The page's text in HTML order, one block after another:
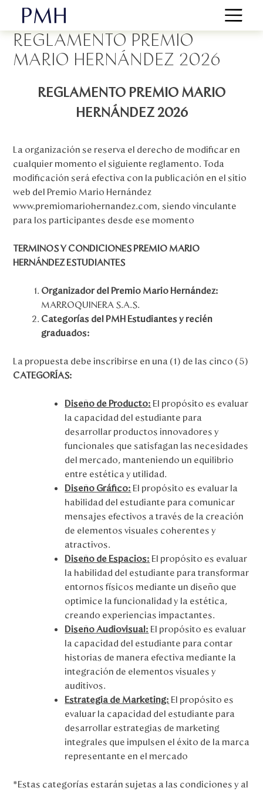
content
REGLAMENTO PREMIO
MARIO HERNÁNDEZ 2026
REGLAMENTO PREMIO MARIO
HERNÁNDEZ 2026
La organización se reserva el derecho de modificar en
cualquier momento el siguiente reglamento. Toda
modificación será efectiva con la publicación en el sitio
web del Premio Mario Hernández
www.premiomariohernandez.com, siendo vinculante
para los participantes desde ese momento
TERMINOS Y CONDICIONES PREMIO MARIO
HERNÁNDEZ ESTUDIANTES
Organizador del Premio Mario Hernández:
MARROQUINERA S.A.S.
Categorías del PMH Estudiantes y recién
graduados:
La propuesta debe inscribirse en una (1) de las cinco (5)
CATEGORÍAS:
Diseño de Producto: El propósito es evaluar
la capacidad del estudiante para
desarrollar productos innovadores y
funcionales que satisfagan las necesidades
del mercado, manteniendo un equilibrio
entre estética y utilidad.
Diseño Gráfico: El propósito es evaluar la
habilidad del estudiante para comunicar
mensajes efectivos a través de la creación
de elementos visuales coherentes y
atractivos.
Diseño de Espacios: El propósito es evaluar
la habilidad del estudiante para transformar
entornos físicos mediante un diseño que
optimice la funcionalidad y la estética,
creando experiencias impactantes.
Diseño Audiovisual: El propósito es evaluar
la capacidad del estudiante para contar
historias de manera efectiva mediante la
integración de elementos visuales y
auditivos.
Estrategia de Marketing: El propósito es
evaluar la capacidad del estudiante para
desarrollar estrategias de marketing
integrales que impulsen el éxito de la marca
representante en el mercado
*Estas categorías estarán sujetas a las condiciones y al